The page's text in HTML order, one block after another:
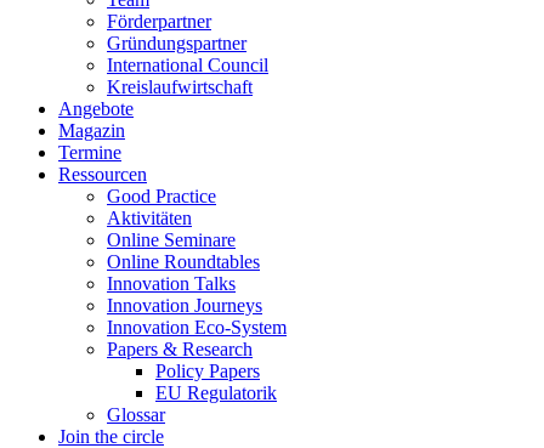
Förderpartner
Gründungspartner
International Council
Kreislaufwirtschaft
Angebote
Magazin
Termine
Ressourcen
Good Practice
Aktivitäten
Online Seminare
Online Roundtables
Innovation Talks
Innovation Journeys
Innovation Eco-System
Papers & Research
Policy Papers
EU Regulatorik
Glossar
Join the circle